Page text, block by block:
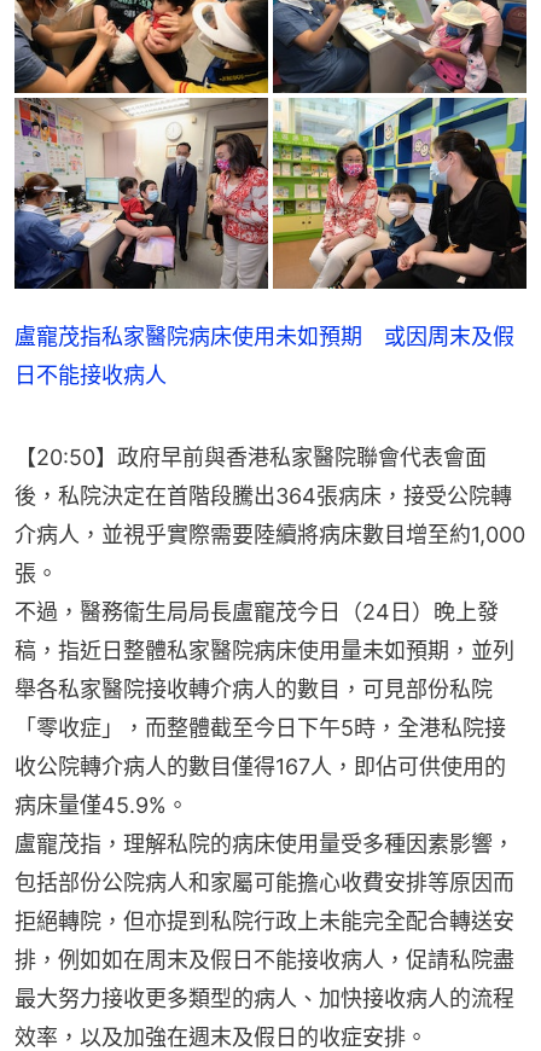
盧寵茂指私家醫院病床使用未如預期 或因周末及假
日不能接收病人
【20:50】政府早前與香港私家醫院聯會代表會面
後，私院決定在首階段騰出364張病床，接受公院轉
介病人，並視乎實際需要陸續將病床數目增至約1,000
張。
不過，醫務衞生局局長盧寵茂今日（24日）晚上發
稿，指近日整體私家醫院病床使用量未如預期，並列
舉各私家醫院接收轉介病人的數目，可見部份私院
「零收症」，而整體截至今日下午5時，全港私院接
收公院轉介病人的數目僅得167人，即佔可供使用的
病床量僅45.9%。
盧寵茂指，理解私院的病床使用量受多種因素影響，
包括部份公院病人和家屬可能擔心收費安排等原因而
拒絕轉院，但亦提到私院行政上未能完全配合轉送安
排，例如如在周末及假日不能接收病人，促請私院盡
最大努力接收更多類型的病人、加快接收病人的流程
效率，以及加強在週末及假日的收症安排。